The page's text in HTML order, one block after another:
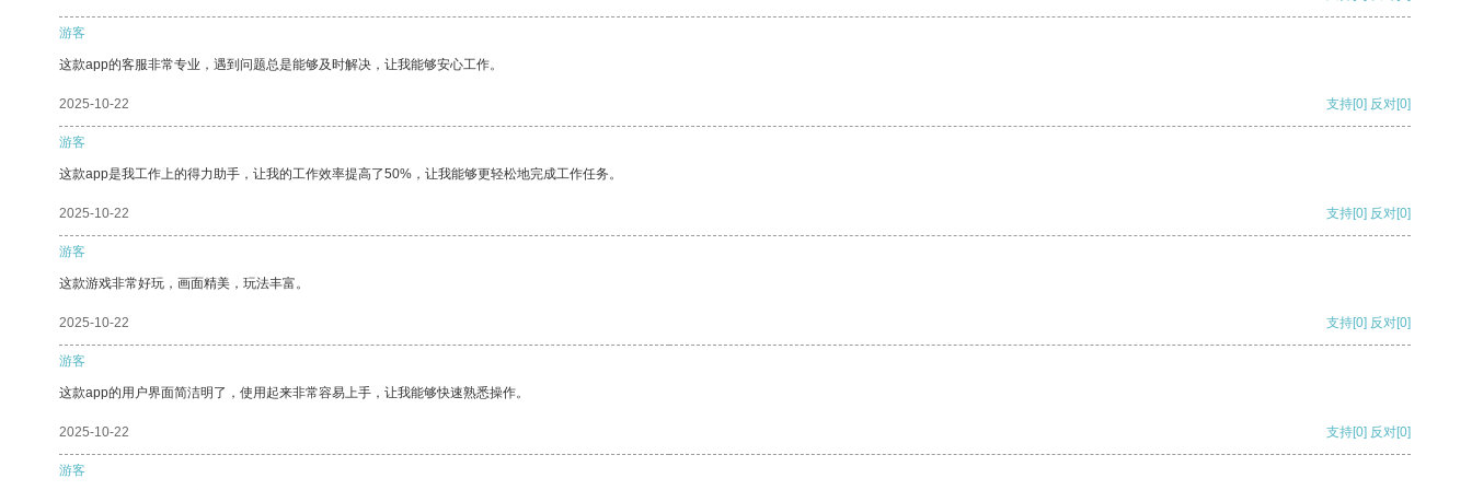
游客
这款app的客服非常专业，遇到问题总是能够及时解决，让我能够安心工作。
2025-10-22 支持[0] 反对[0]
游客
这款app是我工作上的得力助手，让我的工作效率提高了50%，让我能够更轻松地完成工作任务。
2025-10-22 支持[0] 反对[0]
游客
这款游戏非常好玩，画面精美，玩法丰富。
2025-10-22 支持[0] 反对[0]
游客
这款app的用户界面简洁明了，使用起来非常容易上手，让我能够快速熟悉操作。
2025-10-22 支持[0] 反对[0]
游客